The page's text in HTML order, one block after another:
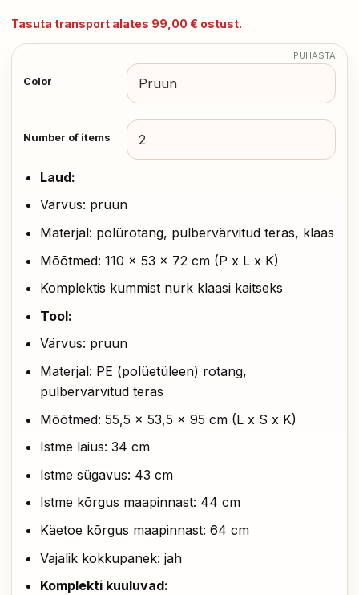
Tasuta transport alates 99,00 € ostust.
Color
Number of items
PUHASTA
Laud:
Värvus: pruun
Materjal: polürotang, pulbervärvitud teras, klaas
Mõõtmed: 110 x 53 x 72 cm (P x L x K)
Komplektis kummist nurk klaasi kaitseks
Tool:
Värvus: pruun
Materjal: PE (polüetüleen) rotang,
pulbervärvitud teras
Mõõtmed: 55,5 x 53,5 x 95 cm (L x S x K)
Istme laius: 34 cm
Istme sügavus: 43 cm
Istme kõrgus maapinnast: 44 cm
Käetoe kõrgus maapinnast: 64 cm
Vajalik kokkupanek: jah
Komplekti kuuluvad: